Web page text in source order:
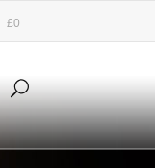
£0